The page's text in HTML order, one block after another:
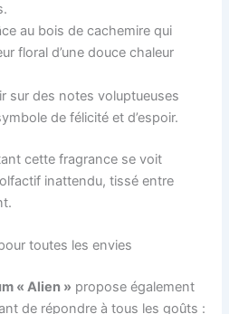
au bois de cachemire qui
floral d’une douce chaleur
sur des notes voluptueuses
de félicité et d’espoir.
cette fragrance se voit
inattendu, tissé entre
toutes les envies
« Alien » propose également
de répondre à tous les goûts :